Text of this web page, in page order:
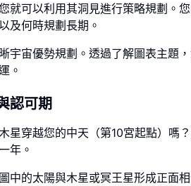
就可以利用其洞見進行策略規劃。
及何時規劃長期。
宇宙優勢規劃。透過了解圖表主題
。
認可期
星穿越您的中天（第10宮起點）嗎
年。
中的太陽與木星或冥王星形成正面